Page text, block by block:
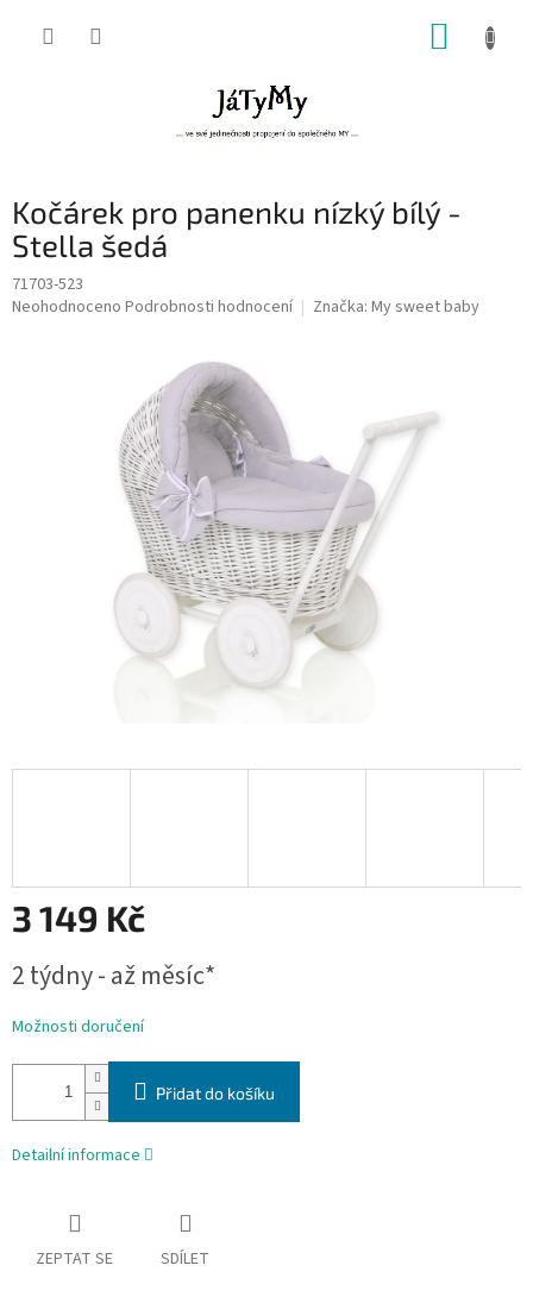
Kočárek pro panenku nízký bílý -
Stella šedá
71703-523
Průměrné
Neohodnoceno Podrobnosti hodnocení Značka: My sweet baby
3 149 Kč
cena:
2 týdny - až měsíc*
Možnosti doručení
Přidat do košíku
Detailní informace
ZEPTAT SE SDÍLET